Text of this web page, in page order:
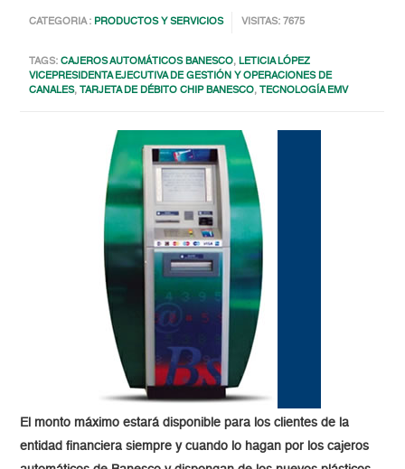
CATEGORIA : PRODUCTOS Y SERVICIOS VISITAS: 7675
TAGS:CAJEROS AUTOMÁTICOS BANESCO,LETICIA LÓPEZ
VICEPRESIDENTA EJECUTIVA DE GESTIÓN Y OPERACIONES DE
CANALES, TARJETA DE DÉBITO CHIP BANESCO, TECNOLOGÍA EMV
El monto máximo estará disponible para los clientes de la
entidad financiera siempre y cuando lo hagan por los cajeros